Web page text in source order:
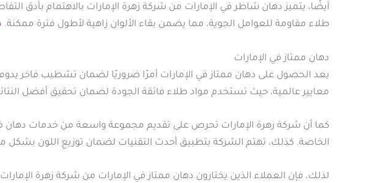
أيضًا، يتميز دهان شاطر في الإمارات من شركة زهرة الإمارات بالاهتمام
طلاء مقاومة للعوامل الجوية، مما يضمن بقاء الألوان زاهية لأطول فترة ممكنة.
دهان ممتاز في الإمارات
يعد الحصول على دهان ممتاز في الإمارات أمرًا ضروريًا لضمان تشطيب فاخر
معايير عالمية، حيث تستخدم مواد طلاء فائقة الجودة لضمان تحقيق أفضل
كما أن شركة زهرة الإمارات تحرص على تقديم مجموعة واسعة من خدمات دهان في
الخاصة. كذلك، تهتم الشركة بتطبيق أحدث التقنيات لضمان توزيع اللون
لذلك، فإن العملاء الذين يختارون دهان ممتاز في الإمارات من شركة زهرة